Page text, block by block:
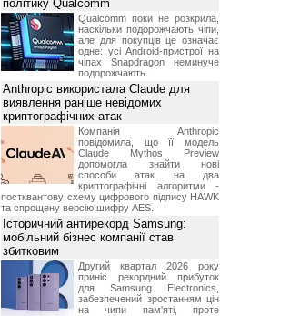
політику Qualcomm
Qualcomm поки не розкрила,
наскільки подорожчають чіпи,
але для покупців це означає
одне: усі Android-пристрої на
чіпах Snapdragon неминуче
подорожчають.
Anthropic використала Claude для
виявлення раніше невідомих
криптографічних атак
Компанія Anthropic
повідомила, що її модель
Claude Mythos Preview
допомогла знайти нові
способи атак на два
криптографічні алгоритми -
постквантову схему цифрового підпису HAWK
та спрощену версію шифру AES.
Історичний антирекорд Samsung:
мобільний бізнес компанії став
збитковим
Другий квартал 2026 року
приніс рекордний прибуток
для Samsung Electronics,
забезпечений зростанням цін
на чипи пам'яті, проте